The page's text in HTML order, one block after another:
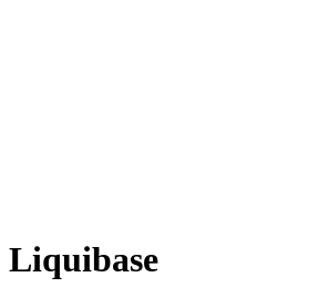
Liquibase